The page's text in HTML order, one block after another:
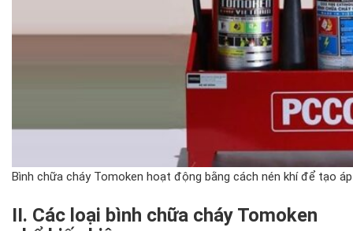
Bình chữa cháy Tomoken hoạt động bằng cách nén khí để tạo
II. Các loại bình chữa cháy Tomoken